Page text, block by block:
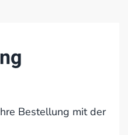
Bestellung mit der